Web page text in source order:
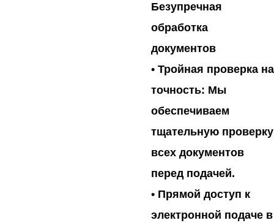
Безупречная
обработка
документов
• Тройная проверка на
точность: Мы
обеспечиваем
тщательную проверку
всех документов
перед подачей.
• Прямой доступ к
электронной подаче в